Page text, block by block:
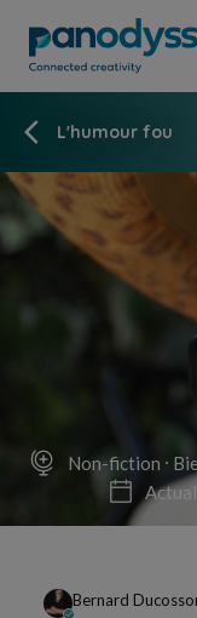
L'humour fou
Non-fiction
Bernard